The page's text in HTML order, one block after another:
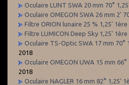
Oculaire LUNT SWA 20 mm 70°
Oculaire OMEGON SWA 26 mm 2'
Filtre ORION lunaire 25 % 1,25' 1ère
Filtre LUMICON Deep Sky 1,25' 1ère
Oculaire TS-Optic SWA 17 mm 70°
2018
Oculaire OMEGON UWA 15 mm
2018
Oculaire NAGLER 16 mm 82° 1,25'